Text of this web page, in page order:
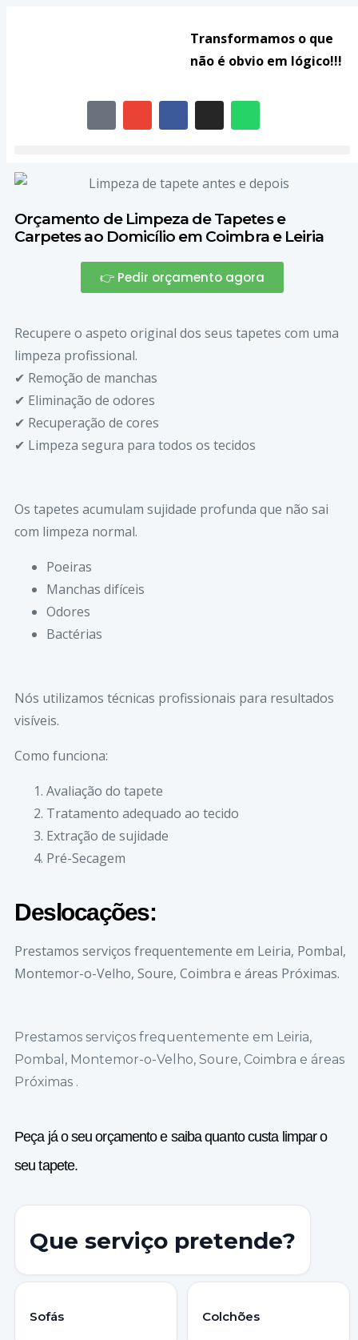
Transformamos o que
não é obvio em lógico!!!
Orçamento de Limpeza de Tapetes e
Carpetes ao Domicílio em Coimbra e Leiria
👉 Pedir orçamento agora
Recupere o aspeto original dos seus tapetes com uma
limpeza profissional.
✔ Remoção de manchas
✔ Eliminação de odores
✔ Recuperação de cores
✔ Limpeza segura para todos os tecidos
Os tapetes acumulam sujidade profunda que não sai
com limpeza normal.
Poeiras
Manchas difíceis
Odores
Bactérias
Nós utilizamos técnicas profissionais para resultados
visíveis.
Como funciona:
Avaliação do tapete
Tratamento adequado ao tecido
Extração de sujidade
Pré-Secagem
Deslocações:
Prestamos serviços frequentemente em Leiria, Pombal,
Montemor-o-Velho, Soure, Coimbra e áreas Próximas.
Prestamos serviços frequentemente em Leiria,
Pombal, Montemor-o-Velho, Soure, Coimbra e áreas
Próximas .
Peça já o seu orçamento e saiba quanto custa limpar o
seu tapete.
Que serviço pretende?
Sofás Colchões